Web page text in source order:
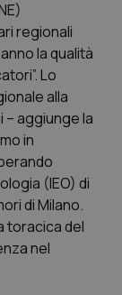
regionali
la qualità
Lo
alla
– aggiunge la
in
(IEO) di
di Milano.
toracica del
nel